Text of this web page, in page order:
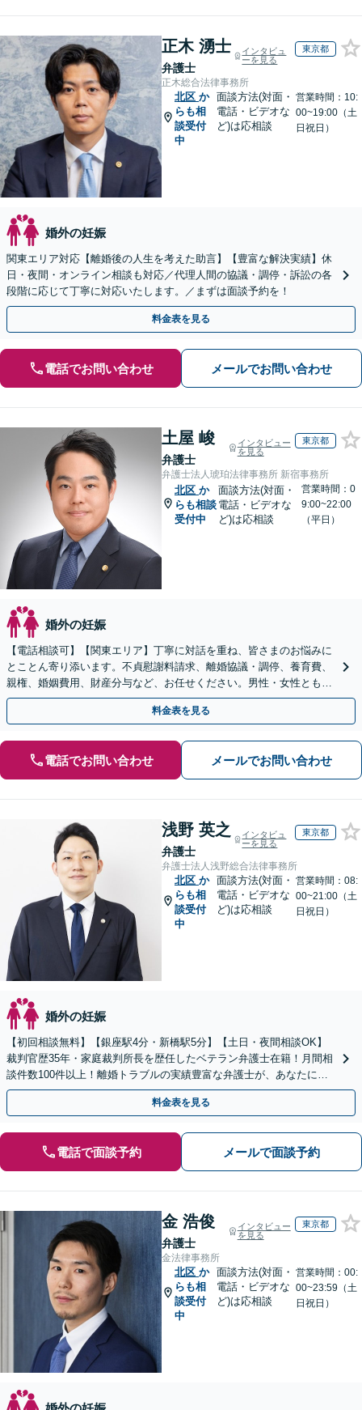
正木 湧士
弁護士
インタビュ
ーを見る
東京都
正木総合法律事務所
北区 か
らも相
談受付
中
面談方法(対面・
電話・ビデオな
ど)は応相談
営業時間：10:
00~19:00（土
日祝日）
婚外の妊娠
関東エリア対応【離婚後の人生を考えた助言】【豊富な解決実績】休
日・夜間・オンライン相談も対応／代理人間の協議・調停・訴訟の各
段階に応じて丁寧に対応いたします。／まずは面談予約を！
料金表を見る
電話でお問い合わせ メールでお問い合わせ
土屋 峻
弁護士
インタビュー
を見る
東京都
弁護士法人琥珀法律事務所 新宿事務所
北区 か
らも相談
受付中
面談方法(対面・
電話・ビデオな
ど)は応相談
営業時間：0
9:00~22:00
（平日）
婚外の妊娠
【電話相談可】【関東エリア】丁寧に対話を重ね、皆さまのお悩みに
とことん寄り添います。不貞慰謝料請求、離婚協議・調停、養育費、
親権、婚姻費用、財産分与など、お任せください。男性・女性ともに
ご相談をお待ちしております【休日・夜間相談可】
料金表を見る
電話でお問い合わせ メールでお問い合わせ
浅野 英之
弁護士
インタビュ
ーを見る
東京都
弁護士法人浅野総合法律事務所
北区 か
らも相
談受付
中
面談方法(対面・
電話・ビデオな
ど)は応相談
営業時間：08:
00~21:00（土
日祝日）
婚外の妊娠
【初回相談無料】【銀座駅4分・新橋駅5分】【土日・夜間相談OK】
裁判官歴35年・家庭裁判所長を歴任したベテラン弁護士在籍！月間相
談件数100件以上！離婚トラブルの実績豊富な弁護士が、あなたに寄
りそって解決します！
料金表を見る
電話で面談予約 メールで面談予約
金 浩俊
弁護士
インタビュー
を見る
東京都
金法律事務所
北区 か
らも相
談受付
中
面談方法(対面・
電話・ビデオな
ど)は応相談
営業時間：00:
00~23:59（土
日祝日）